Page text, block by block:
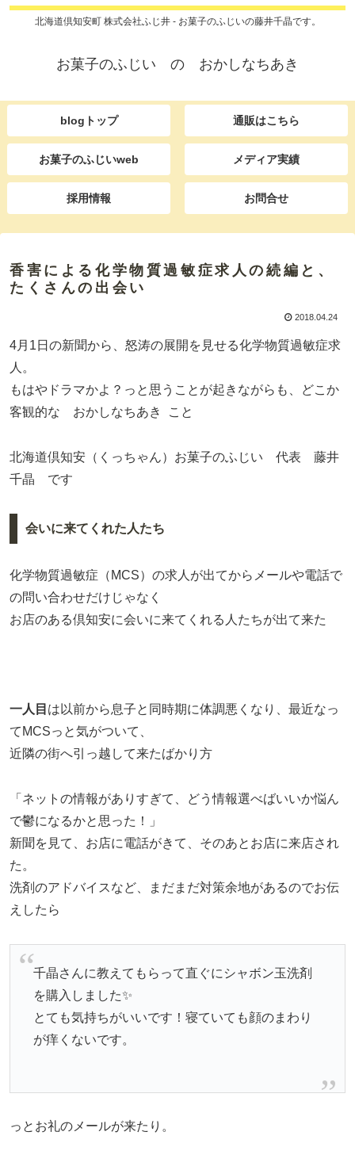
北海道倶知安町 株式会社ふじ井 - お菓子のふじいの藤井千晶です。
お菓子のふじい の おかしなちあき
blogトップ 通販はこちら
お菓子のふじいweb メディア実績
採用情報 お問合せ
香害による化学物質過敏症求人の続編と、
たくさんの出会い
2018.04.24
4月1日の新聞から、怒涛の展開を見せる化学物質過敏症求
人。
もはやドラマかよ？っと思うことが起きながらも、どこか
客観的な おかしなちあき こと
北海道倶知安（くっちゃん）お菓子のふじい 代表 藤井
千晶 です
会いに来てくれた人たち
化学物質過敏症（MCS）の求人が出てからメールや電話で
の問い合わせだけじゃなく
お店のある倶知安に会いに来てくれる人たちが出て来た
一人目 は以前から息子と同時期に体調悪くなり、最近なっ
てMCSっと気がついて、
近隣の街へ引っ越して来たばかり方
「ネットの情報がありすぎて、どう情報選べばいいか悩ん
で鬱になるかと思った！」
新聞を見て、お店に電話がきて、そのあとお店に来店され
た。
洗剤のアドバイスなど、まだまだ対策余地があるのでお伝
えしたら
千晶さんに教えてもらって直ぐにシャボン玉洗剤
を購入しました✨
とても気持ちがいいです！寝ていても顔のまわり
が痒くないです。
っとお礼のメールが来たり。